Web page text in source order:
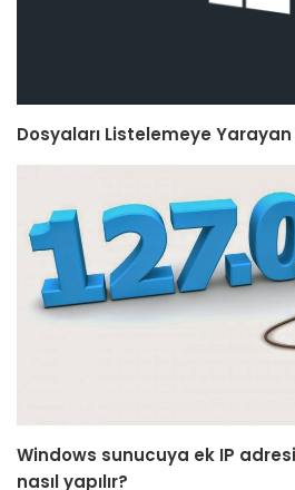
Dosyaları Listelemeye Yarayan
Windows sunucuya ek IP
nasıl yapılır?